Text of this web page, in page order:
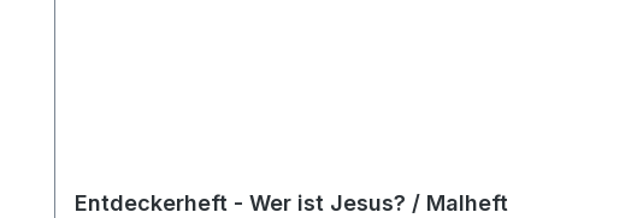
Entdeckerheft - Wer ist Jesus? / Malheft